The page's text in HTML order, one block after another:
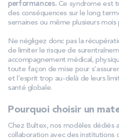
performances. Ce syndrome est
des conséquences sur le long
semaines ou même plusieurs mois
Ne négligez donc pas la
de limiter le risque de
accompagnement médical,
toute façon de mise pour
et l’esprit trop au-delà de leurs
santé globale.
Pourquoi choisir un
Chez Bultex, nos modèles dédiés
collaboration avec des institutions